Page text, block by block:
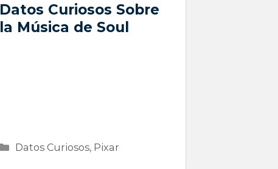
Datos Curiosos Sobre
la Música de Soul
Categorías
Datos Curiosos, Pixar